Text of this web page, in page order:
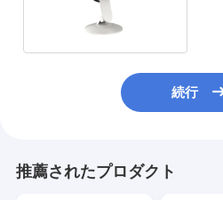
続行
推薦されたプロダクト